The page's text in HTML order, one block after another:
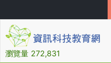
瀏覽量 272,831